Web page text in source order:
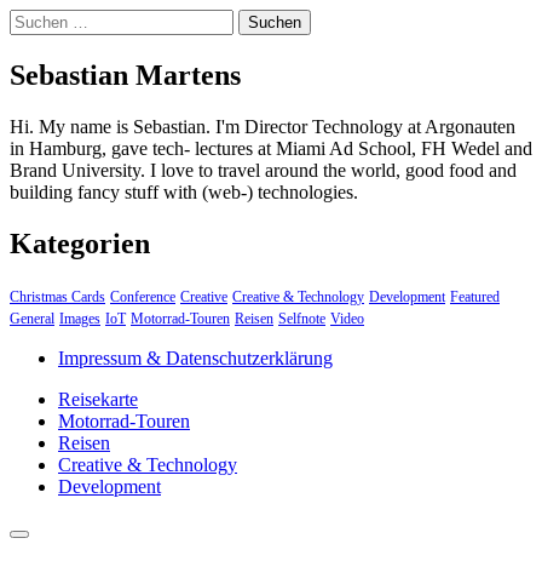
Suchen
nach:
Sebastian Martens
Hi. My name is Sebastian. I'm Director Technology at Argonauten
in Hamburg, gave tech- lectures at Miami Ad School, FH Wedel and
Brand University. I love to travel around the world, good food and
building fancy stuff with (web-) technologies.
Kategorien
Christmas Cards Conference Creative Creative & Technology Development Featured
General Images IoT Motorrad-Touren Reisen Selfnote Video
Impressum & Datenschutzerklärung
Reisekarte
Motorrad-Touren
Reisen
Creative & Technology
Development
close